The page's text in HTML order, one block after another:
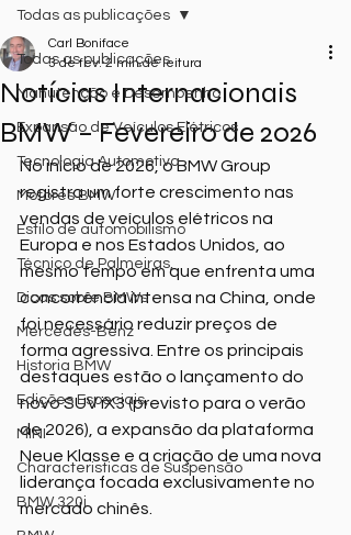
Todas as publicações
Manutenção e Desempenho
Expansão de Veículos Elétricos
Tecnologia Automotiva
Motores BMW
Estilo de automobilismo
Técnico de Palmeiras,
Dicas sobre BMWs
Mercedes-Benz
Historia BMW
Edições Especiais,
MINI
Characteristicas de Suspensão
BMW 320i
Todas as publicações
Notícias Internacionais
BMW – Fevereiro de 2026
Carl Boniface
3 de fev. 2 min de leitura
No início de 2026, o BMW Group
registra um forte crescimento nas
vendas de veículos elétricos na
Europa e nos Estados Unidos, ao
mesmo tempo em que enfrenta uma
concorrência intensa na China, onde
foi necessário reduzir preços de
forma agressiva. Entre os principais
destaques estão o lançamento do
novo SUV iX3 (previsto para o verão
de 2026), a expansão da plataforma
Neue Klasse e a criação de uma nova
liderança focada exclusivamente no
mercado chinês.